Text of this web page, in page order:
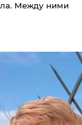
Между ними